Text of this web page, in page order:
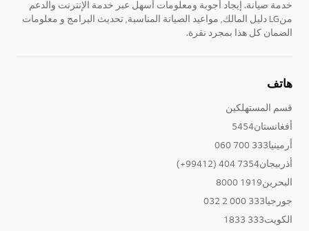
خدمة صيانة. إيجاد أجوبة ومعلومات أسهل عبر خدمة الإنترنت والدعم
منLG دليل المالك, مواعيد الصيانة المناسبة, تحديث البرامج و معلومات
الضمان كل هذا بمجرد نقرة.
هاتف
قسم المستهلكين
أفغانستان5454
أرمينيا333 700 060
أذربيجان7354 404 (99412+)
البحرين1919 8000
جورجيا333 000 2 032
الكويت333 1833